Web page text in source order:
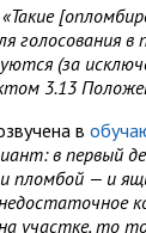
голосования в
(за
3.13
в
в первый
пломбой — и
участке, то